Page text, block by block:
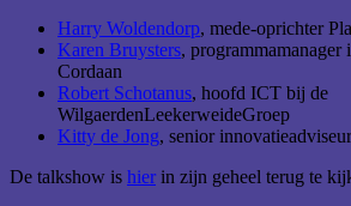
Harry Woldendorp, mede-oprichter
Karen Bruysters, programmamanager
Cordaan
Robert Schotanus, hoofd ICT bij de
WilgaerdenLeekerweideGroep
Kitty de Jong, senior
De talkshow is hier in zijn geheel terug te